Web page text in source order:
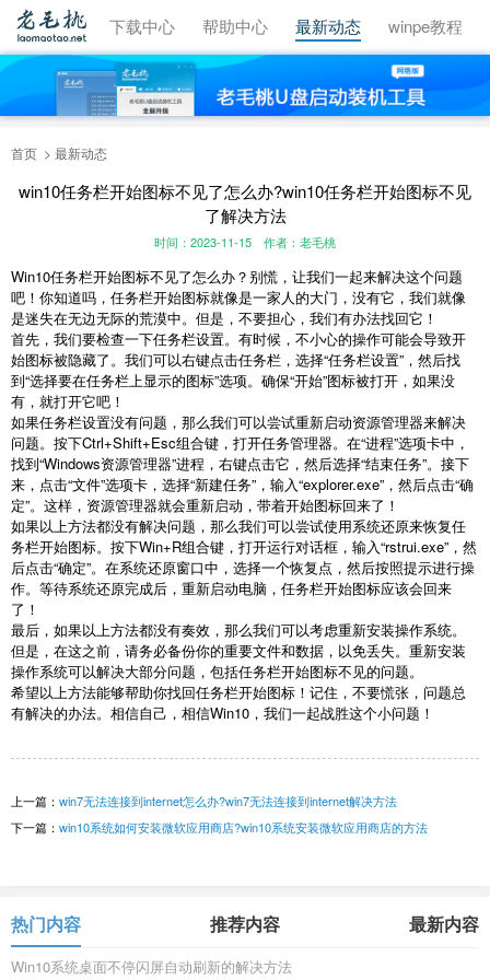
视频教程 下载中心 帮助中心 最新动态 winpe教程
首页 最新动态
win10任务栏开始图标不见了怎么办?win10任务栏开始图标不见
了解决方法
时间：2023-11-15 作者：老毛桃
Win10任务栏开始图标不见了怎么办？别慌，让我们一起来解决这个问题
吧！你知道吗，任务栏开始图标就像是一家人的大门，没有它，我们就像
是迷失在无边无际的荒漠中。但是，不要担心，我们有办法找回它！
首先，我们要检查一下任务栏设置。有时候，不小心的操作可能会导致开
始图标被隐藏了。我们可以右键点击任务栏，选择“任务栏设置”，然后找
到“选择要在任务栏上显示的图标”选项。确保“开始”图标被打开，如果没
有，就打开它吧！
如果任务栏设置没有问题，那么我们可以尝试重新启动资源管理器来解决
问题。按下Ctrl+Shift+Esc组合键，打开任务管理器。在“进程”选项卡中，
找到“Windows资源管理器”进程，右键点击它，然后选择“结束任务”。接下
来，点击“文件”选项卡，选择“新建任务”，输入“explorer.exe”，然后点击“确
定”。这样，资源管理器就会重新启动，带着开始图标回来了！
如果以上方法都没有解决问题，那么我们可以尝试使用系统还原来恢复任
务栏开始图标。按下Win+R组合键，打开运行对话框，输入“rstrui.exe”，然
后点击“确定”。在系统还原窗口中，选择一个恢复点，然后按照提示进行操
作。等待系统还原完成后，重新启动电脑，任务栏开始图标应该会回来
了！
最后，如果以上方法都没有奏效，那么我们可以考虑重新安装操作系统。
但是，在这之前，请务必备份你的重要文件和数据，以免丢失。重新安装
操作系统可以解决大部分问题，包括任务栏开始图标不见的问题。
希望以上方法能够帮助你找回任务栏开始图标！记住，不要慌张，问题总
有解决的办法。相信自己，相信Win10，我们一起战胜这个小问题！
上一篇： win7无法连接到internet怎么办?win7无法连接到internet解决方法
下一篇： win10系统如何安装微软应用商店?win10系统安装微软应用商店的方法
热门内容 推荐内容 最新内容
Win10系统桌面不停闪屏自动刷新的解决方法